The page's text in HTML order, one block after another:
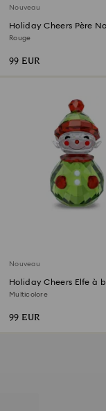
Nouveau
Holiday Cheers Père
bascule
Rouge
99 EUR
Nouveau
Holiday Cheers Elfe à
Multicolore
99 EUR